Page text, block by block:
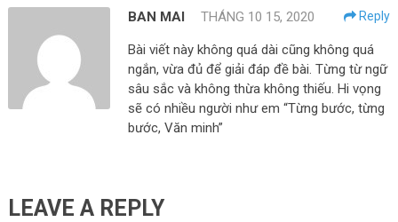
BAN MAI THÁNG 10 15, 2020 Reply
Bài viết này không quá dài cũng không quá
ngắn, vừa đủ để giải đáp đề bài. Từng từ ngữ
sâu sắc và không thừa không thiếu. Hi vọng
sẽ có nhiều người như em “Từng bước, từng
bước, Văn minh”
LEAVE A REPLY